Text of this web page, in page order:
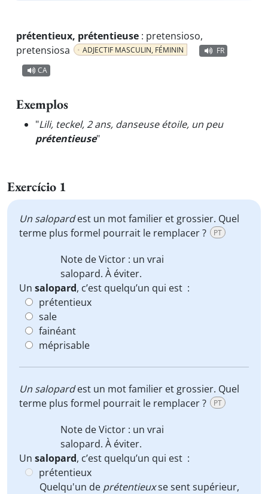
prétentieux, prétentieuse : pretensioso,
pretensiosa
ADJECTIF MASCULIN, FÉMININ
FR
CA
Exemplos
"Lili, teckel, 2 ans, danseuse étoile, un peu
prétentieuse"
Exercício 1
Un salopardest un mot familier et grossier. Quel
terme plus formel pourrait le remplacer ?
PT
Note de Victor : un vrai
salopard. À éviter.
Un salopard, c’est quelqu’un qui est :
prétentieux
sale
fainéant
méprisable
Un salopardest un mot familier et grossier. Quel
terme plus formel pourrait le remplacer ?
PT
Note de Victor : un vrai
salopard. À éviter.
Un salopard, c’est quelqu’un qui est :
prétentieux
Quelqu'un de prétentieuxse sent supérieur,